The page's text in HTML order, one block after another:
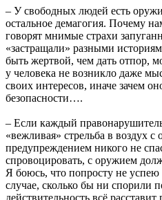
– У свободных людей есть
остальное демагогия. Почему
говорят мнимые страхи
«застращали» разными
быть жертвой, чем дать отпор,
у человека не возникло даже
своих интересов, иначе зачем
безопасности….
– Если каждый
«вежливая» стрельба в воздух с
предупреждением никого не
спровоцировать, с оружием
Я боюсь, что попросту не
случае, сколько бы ни спорили
действительность всё